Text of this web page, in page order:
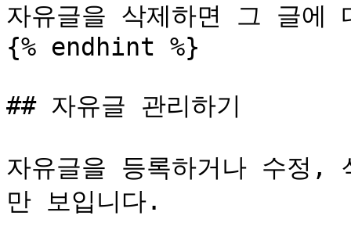
자유글을 삭제하면 그 글
{% endhint %}
## 자유글 관리하기
자유글을 등록하거나 수정,
만 보입니다.